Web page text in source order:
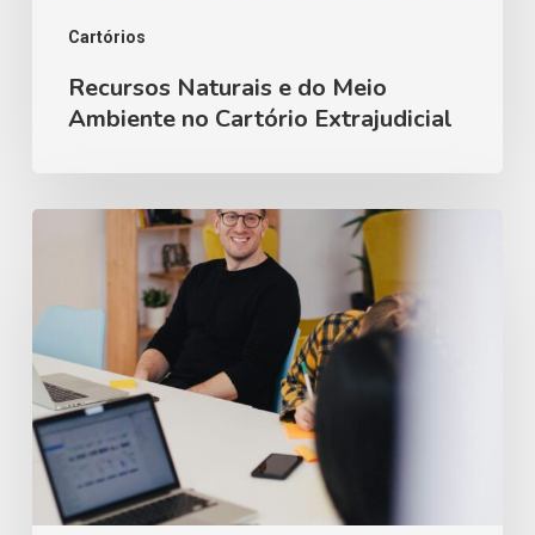
Cartórios
Recursos Naturais e do Meio
Ambiente no Cartório Extrajudicial
extraordinário